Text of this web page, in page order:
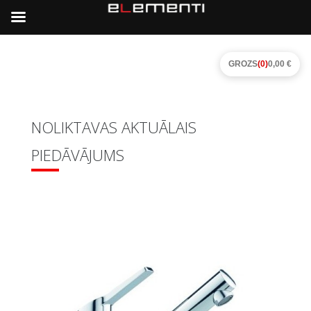
NOLIKTAVAS AKTUĀLAIS
PIEDĀVĀJUMS
GROZS(0)0,00 €